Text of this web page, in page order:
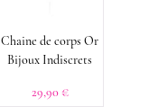
Chaine de corps Or
Bijoux Indiscrets
Prix
29,90 €